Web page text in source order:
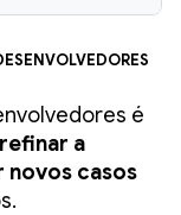
é
refinar a
novos casos